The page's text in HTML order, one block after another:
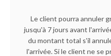
Le client pourra annuler
jusqu'à 7 jours avant
du montant total s'il
l'arrivée. Si le client ne se